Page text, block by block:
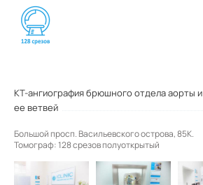
КТ-ангиография брюшного отдела аорты и
ее ветвей
Большой просп. Васильевского острова, 85К.
Томограф: 128 срезов полуоткрытый